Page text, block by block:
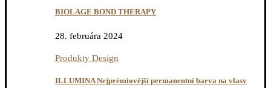
BIOLAGE BOND THERAPY
28. februára 2024
Produkty Design
ILLUMINA Nejprémiovější permanentní barva na vlasy